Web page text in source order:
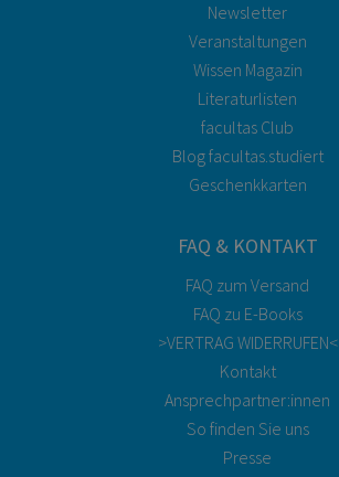
Newsletter
Veranstaltungen
Wissen Magazin
Literaturlisten
facultas Club
Blog facultas.studiert
Geschenkkarten
FAQ & KONTAKT
FAQ zum Versand
FAQ zu E-Books
>VERTRAG WIDERRUFEN<
Kontakt
Ansprechpartner:innen
So finden Sie uns
Presse